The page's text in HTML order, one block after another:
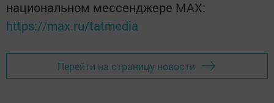
национальном мессенджере MАХ:
https://max.ru/tatmedia
Перейти на страницу новости